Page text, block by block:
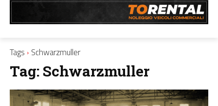
Tags Schwarzmuller
Tag: Schwarzmuller